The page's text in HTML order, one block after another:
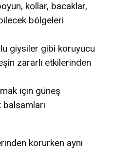
kollar, bacaklar,
bölgeleri
giysiler gibi koruyucu
zararlı etkilerinden
için güneş
korurken aynı